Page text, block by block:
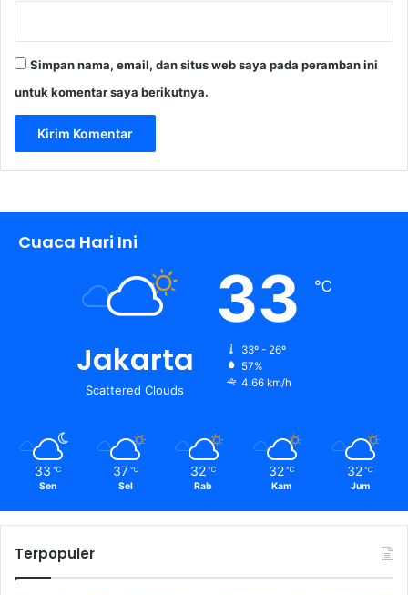
Simpan nama, email, dan situs web saya pada peramban ini
untuk komentar saya berikutnya.
Cuaca Hari Ini
Jakarta
Scattered Clouds
33 ℃
33º - 26º
57%
4.66 km/h
33 ℃
Sen
37 ℃
Sel
32 ℃
Rab
32 ℃
Kam
32 ℃
Jum
Terpopuler